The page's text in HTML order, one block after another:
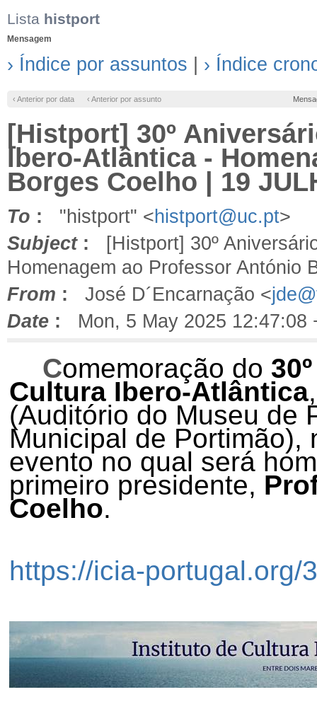
Lista histport
Mensagem
› Índice por assuntos › Índice
‹ Anterior por data ‹ Anterior por assunto
[Histport] 30º
Ibero-Atlântica -
Borges Coelho | 19
To : "histport" <histport@uc.pt>
Subject: [Histport] 30º
Homenagem ao Professor António
From : José D´Encarnação <
Date : Mon, 5 May 2025 12:47:08
Comemoração do
Cultura Ibero-Atlântica
(Auditório do Museu de
Municipal de Portimão),
evento no qual será
primeiro presidente,
Coelho.
https://icia-portugal.org/